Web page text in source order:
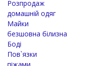
Розпродаж
домашній одяг
Майки
безшовна білизна
Боді
Пов`язки